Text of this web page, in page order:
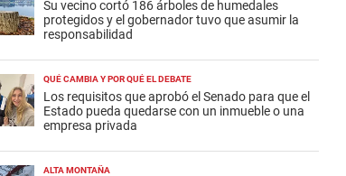
Su vecino cortó 186 árboles de humedales
protegidos y el gobernador tuvo que asumir la
responsabilidad
QUÉ CAMBIA Y POR QUÉ EL DEBATE
Los requisitos que aprobó el Senado para que el
Estado pueda quedarse con un inmueble o una
empresa privada
ALTA MONTAÑA